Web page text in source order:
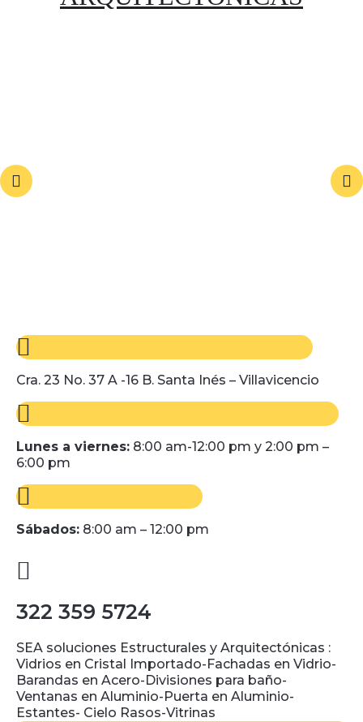
Cra. 23 No. 37 A -16 B. Santa Inés – Villavicencio
Lunes a viernes: 8:00 am-12:00 pm y 2:00 pm –
6:00 pm
Sábados: 8:00 am – 12:00 pm
322 359 5724
SEA soluciones Estructurales y Arquitectónicas :
Vidrios en Cristal Importado-Fachadas en Vidrio-
Barandas en Acero-Divisiones para baño-
Ventanas en Aluminio-Puerta en Aluminio-
Estantes- Cielo Rasos-Vitrinas